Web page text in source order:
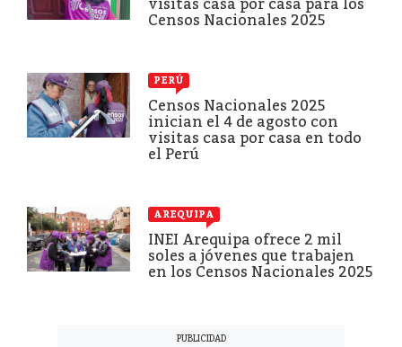
visitas casa por casa para los
Censos Nacionales 2025
PERÚ
Censos Nacionales 2025
inician el 4 de agosto con
visitas casa por casa en todo
el Perú
AREQUIPA
INEI Arequipa ofrece 2 mil
soles a jóvenes que trabajen
en los Censos Nacionales 2025